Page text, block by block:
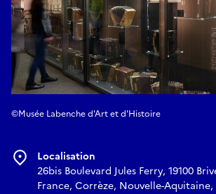
©Musée Labenche d'Art et d'Histoire
Localisation
26bis Boulevard Jules Ferry, 19100
France, Corrèze, Nouvelle-Aquitaine,